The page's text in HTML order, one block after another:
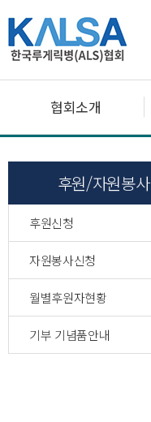
협회소개
후원/자원봉사
후원신청
자원봉사신청
월별후원자현황
기부 기념품안내